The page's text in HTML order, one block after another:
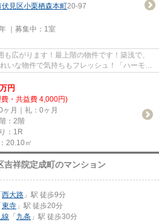
見区小栗栖森本町20-97
｜募集中： 1室
広がります！最上階の物件です！築浅で、
いな物件で気持ちもフレッシュ！「ハーモニ
万円
・共益費 4,000円)
ヶ月｜礼：0ヶ月
：2階
：1R
20.10㎡
吉祥院定成町のマンション
西大路 」駅 徒歩9分
東寺 」駅 徒歩20分
線 「 九条 」駅 徒歩30分